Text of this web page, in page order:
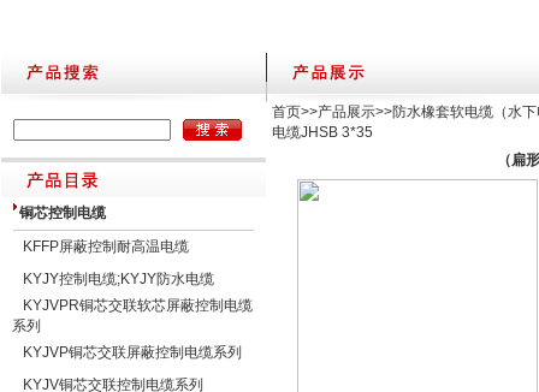
铜芯控制电缆
KFFP屏蔽控制耐高温电缆
KYJY控制电缆;KYJY防水电缆
KYJVPR铜芯交联软芯屏蔽控制电缆
系列
KYJVP铜芯交联屏蔽控制电缆系列
KYJV铜芯交联控制电缆系列
首页>>产品展示>>防水橡套软电缆（水
电缆JHSB 3*35
（扁